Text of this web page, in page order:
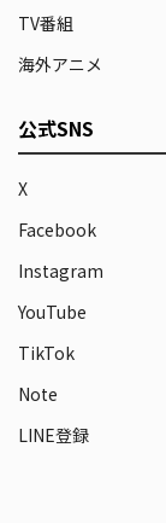
TV番組
海外アニメ
公式SNS
X
Facebook
Instagram
YouTube
TikTok
Note
LINE登録